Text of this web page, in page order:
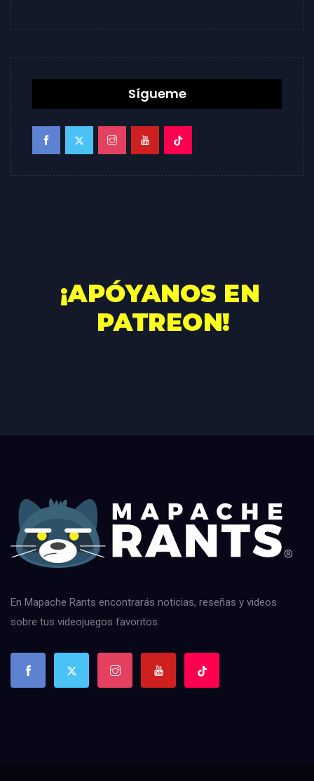
Sígueme
En Mapache Rants encontrarás noticias, reseñas y videos
sobre tus videojuegos favoritos.